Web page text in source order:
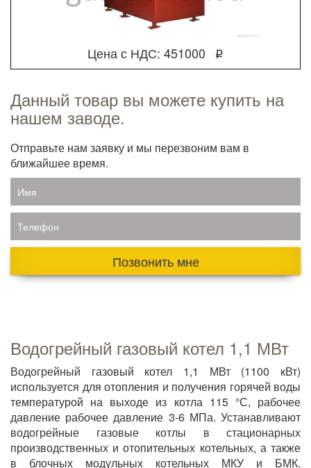
Цена с НДС: 451000 q
Данный товар вы можете купить на
нашем заводе.
Отправьте нам заявку и мы перезвоним вам в
ближайшее время.
Имя
Телефон
Позвонить мне
Водогрейный газовый котел 1,1 МВт
Водогрейный газовый котел 1,1 МВт (1100 кВт)
используется для отопления и получения горячей воды
температурой на выходе из котла 115 °С, рабочее
давление рабочее давление 3-6 МПа. Устанавливают
водогрейные газовые котлы в стационарных
производственных и отопительных котельных, а также
в блочных модульных котельных МКУ и БМК.